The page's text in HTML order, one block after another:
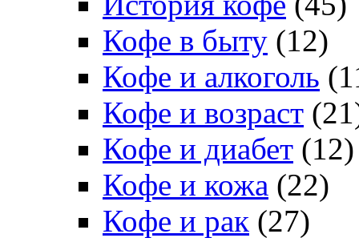
Кофе в быту (12)
Кофе и алкоголь
Кофе и возраст
Кофе и диабет (12)
Кофе и кожа (22)
Кофе и рак (27)